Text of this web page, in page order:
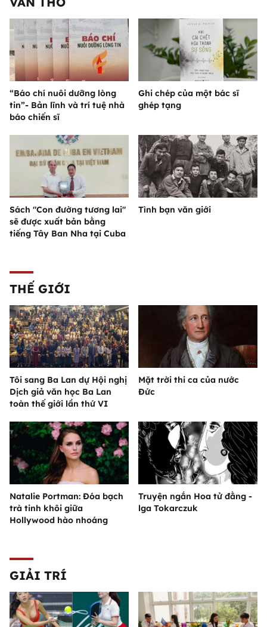
“Báo chí nuôi dưỡng lòng
tin”- Bản lĩnh và trí tuệ nhà
báo chiến sĩ
Ghi chép của một bác sĩ
ghép tạng
Sách "Con đường tương lai"
sẽ được xuất bản bằng
tiếng Tây Ban Nha tại Cuba
Tình bạn văn giới
THẾ GIỚI
Tôi sang Ba Lan dự Hội nghị
Dịch giả văn học Ba Lan
toàn thế giới lần thứ VI
Mặt trời thi ca của nước
Đức
Natalie Portman: Đóa bạch
trà tinh khôi giữa
Hollywood hào nhoáng
Truyện ngắn Hoa tử đằng -
lga Tokarczuk
GIẢI TRÍ